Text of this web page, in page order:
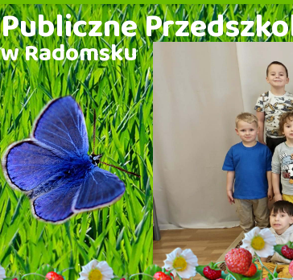
Publiczne
w Radomsku